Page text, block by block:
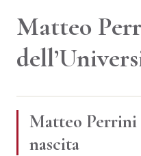
Matteo
Matteo Perrini
nascita